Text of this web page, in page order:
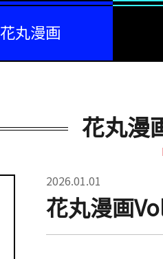
花丸漫画
花丸漫
2026.01.01
花丸漫画